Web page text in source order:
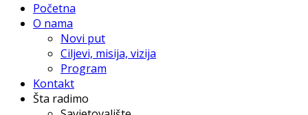
Početna
O nama
Novi put
Ciljevi, misija, vizija
Program
Kontakt
Šta radimo